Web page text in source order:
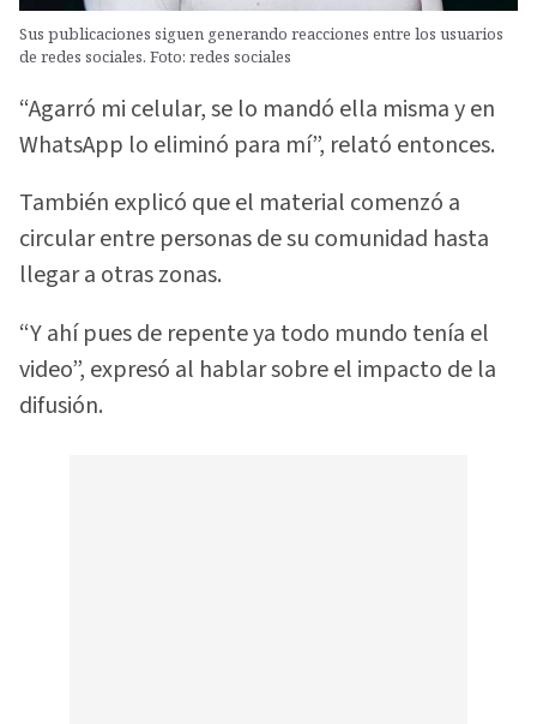
Sus publicaciones siguen generando reacciones entre los usuarios
de redes sociales. Foto: redes sociales
“Agarró mi celular, se lo mandó ella misma y en
WhatsApp lo eliminó para mí”, relató entonces.
También explicó que el material comenzó a
circular entre personas de su comunidad hasta
llegar a otras zonas.
“Y ahí pues de repente ya todo mundo tenía el
video”, expresó al hablar sobre el impacto de la
difusión.